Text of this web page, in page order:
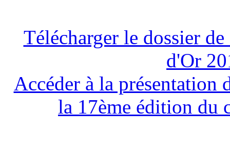
Télécharger le dossier
d'Or
Accéder à la présentation
la 17ème édition du